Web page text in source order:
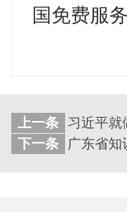
国免费服
上一条
习近平就
下一条
广东省